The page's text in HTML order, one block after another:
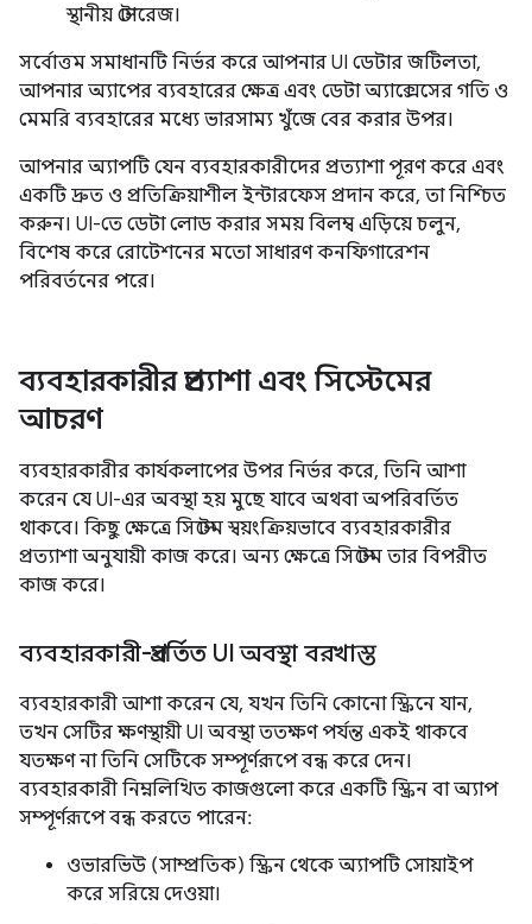
স্থানীয় স্টোরেজ।
সর্বোত্তম সমাধানটি নির্ভর করে আপনার UI ডেটার জটিলতা,
আপনার অ্যাপের ব্যবহারের ক্ষেত্র এবং ডেটা অ্যাক্সেসের গতি ও
মেমরি ব্যবহারের মধ্যে ভারসাম্য খুঁজে বের করার উপর।
আপনার অ্যাপটি যেন ব্যবহারকারীদের প্রত্যাশা পূরণ করে এবং
একটি দ্রুত ও প্রতিক্রিয়াশীল ইন্টারফেস প্রদান করে, তা নিশ্চিত
করুন। UI-তে ডেটা লোড করার সময় বিলম্ব এড়িয়ে চলুন,
বিশেষ করে রোটেশনের মতো সাধারণ কনফিগারেশন
পরিবর্তনের পরে।
ব্যবহারকারীর প্রত্যাশা এবং সিস্টেমের
আচরণ
ব্যবহারকারীর কার্যকলাপের উপর নির্ভর করে, তিনি আশা
করেন যে UI-এর অবস্থা হয় মুছে যাবে অথবা অপরিবর্তিত
থাকবে। কিছু ক্ষেত্রে সিস্টেম স্বয়ংক্রিয়ভাবে ব্যবহারকারীর
প্রত্যাশা অনুযায়ী কাজ করে। অন্য ক্ষেত্রে সিস্টেম তার বিপরীত
কাজ করে।
ব্যবহারকারী-প্রবর্তিত UI অবস্থা বরখাস্ত
ব্যবহারকারী আশা করেন যে, যখন তিনি কোনো স্ক্রিনে যান,
তখন সেটির ক্ষণস্থায়ী UI অবস্থা ততক্ষণ পর্যন্ত একই থাকবে
যতক্ষণ না তিনি সেটিকে সম্পূর্ণরূপে বন্ধ করে দেন।
ব্যবহারকারী নিম্নলিখিত কাজগুলো করে একটি স্ক্রিন বা অ্যাপ
সম্পূর্ণরূপে বন্ধ করতে পারেন:
ওভারভিউ (সাম্প্রতিক) স্ক্রিন থেকে অ্যাপটি সোয়াইপ
করে সরিয়ে দেওয়া।